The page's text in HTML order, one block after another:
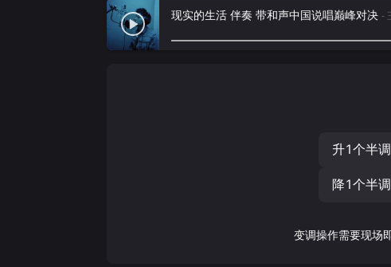
现实的生活 伴奏 带和声中国说唱巅峰对决 -
升1个半调
降1个半调
变调操作需要现场